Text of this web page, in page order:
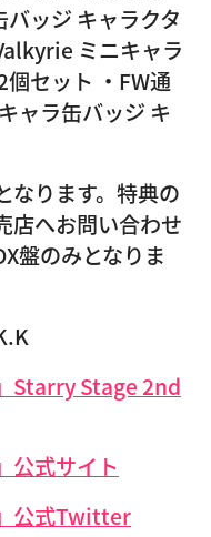
ッジ キャラクタ
ミニキャラ
セット ・FW通
ャラ缶バッジ キ
ります。特典の
店へお問い合わせ
盤のみとなりま
Starry Stage 2nd
公式サイト
公式Twitter